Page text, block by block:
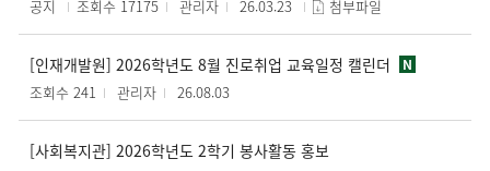
공지 조회수 17175 관리자 26.03.23 첨부파일
[인재개발원] 2026학년도 8월 진로취업 교육일정 캘린더 N
조회수 241 관리자 26.08.03
[사회복지관] 2026학년도 2학기 봉사활동 홍보